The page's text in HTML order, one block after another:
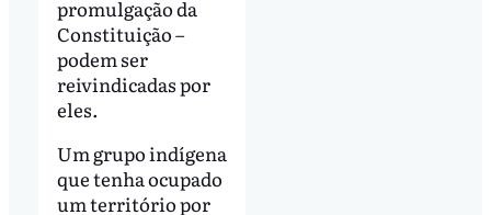
promulgação da
Constituição –
podem ser
reivindicadas por
eles.
Um grupo indígena
que tenha ocupado
um território por